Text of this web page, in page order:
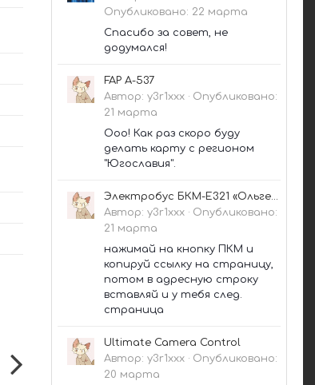
Опубликовано: 22 марта
Спасибо за совет, не
додумался!
FAP A-537
Автор: y3r1xxx · Опубликовано:
21 марта
Ооо! Как раз скоро буду
делать карту с регионом
"Югославия".
Электробус БКМ-Е321 «Ольгерд»
Автор: y3r1xxx · Опубликовано:
21 марта
нажимай на кнопку ПКМ и
копируй ссылку на страницу,
потом в адресную строку
вставляй и у тебя след.
страница
Ultimate Camera Control
Автор: y3r1xxx · Опубликовано:
20 марта